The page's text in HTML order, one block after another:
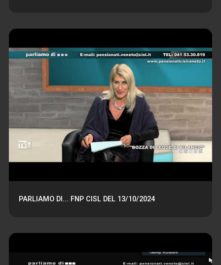
PARLIAMO DI... FNP CISL DEL 13/10/2024